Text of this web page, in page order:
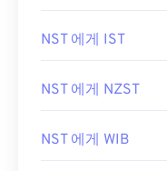
NST 에게 IST
NST 에게 NZST
NST 에게 WIB